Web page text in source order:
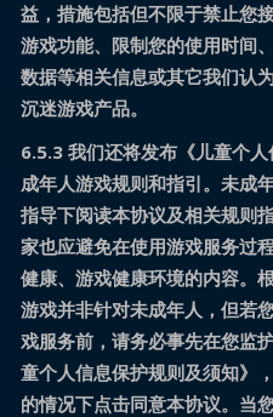
益，措施包括但不限于禁止您
游戏功能、限制您的使用时间
数据等相关信息或其它我们认
沉迷游戏产品。
6.5.3 我们还将发布《儿童个
成年人游戏规则和指引。未成
指导下阅读本协议及相关规则
家也应避免在使用游戏服务过
健康、游戏健康环境的内容。
游戏并非针对未成年人，但若
戏服务前，请务必事先在您监
童个人信息保护规则及须知》
的情况下点击同意本协议。当